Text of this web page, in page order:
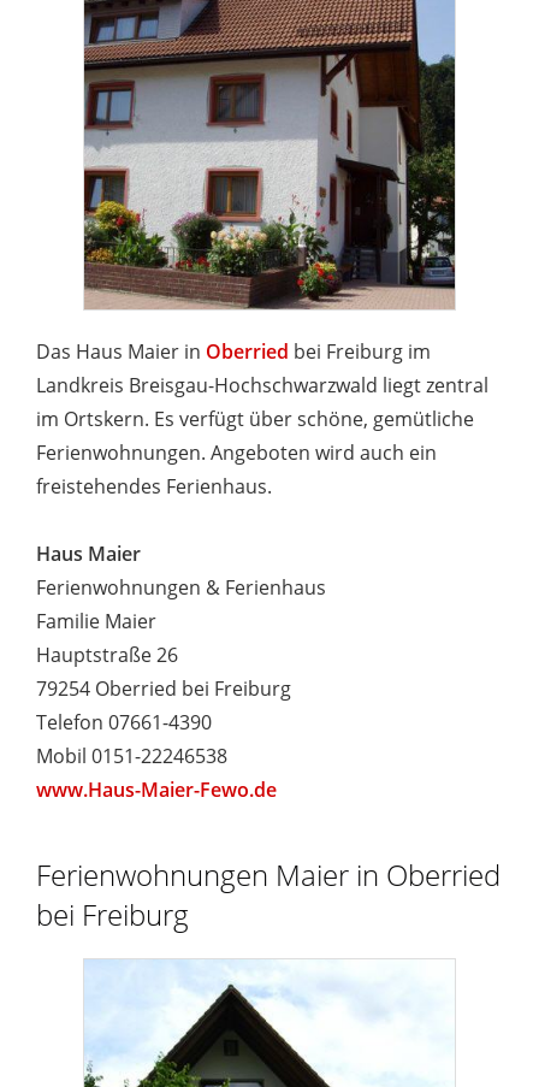
Das Haus Maier in Oberried bei Freiburg im
Landkreis Breisgau-Hochschwarzwald liegt zentral
im Ortskern. Es verfügt über schöne, gemütliche
Ferienwohnungen. Angeboten wird auch ein
freistehendes Ferienhaus.
Haus Maier
Ferienwohnungen & Ferienhaus
Familie Maier
Hauptstraße 26
79254 Oberried bei Freiburg
Telefon 07661-4390
Mobil 0151-22246538
www.Haus-Maier-Fewo.de
Ferienwohnungen Maier in Oberried
bei Freiburg